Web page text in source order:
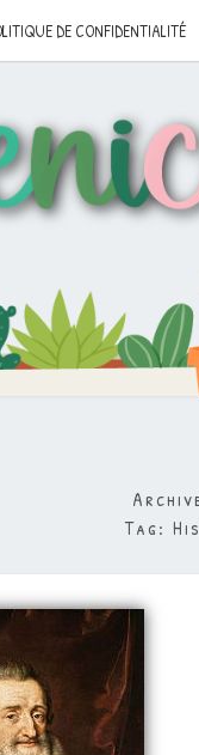
DE CONFIDENTIALITÉ
Tag: